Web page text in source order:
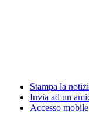
Stampa la
Invia ad un
Accesso mobile